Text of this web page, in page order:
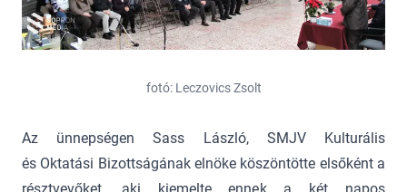
fotó: Leczovics Zsolt
Az ünnepségen Sass László, SMJV Kulturális
és Oktatási Bizottságának elnöke köszöntötte elsőként a